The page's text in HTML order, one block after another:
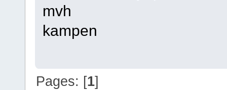
mvh
kampen
Pages: [1]